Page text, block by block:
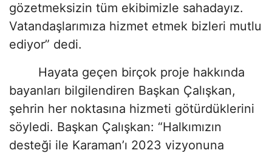
gözetmeksizin tüm ekibimizle sahadayız.
Vatandaşlarımıza hizmet etmek bizleri mutlu
ediyor” dedi.
Hayata geçen birçok proje hakkında
bayanları bilgilendiren Başkan Çalışkan,
şehrin her noktasına hizmeti götürdüklerini
söyledi. Başkan Çalışkan: “Halkımızın
desteği ile Karaman’ı 2023 vizyonuna